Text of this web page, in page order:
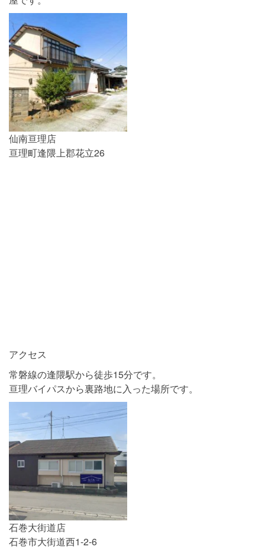
仙南亘理店
亘理町逢隈上郡花立26
アクセス
常磐線の逢隈駅から徒歩15分です。
亘理バイパスから裏路地に入った場所です。
石巻大街道店
石巻市大街道西1-2-6